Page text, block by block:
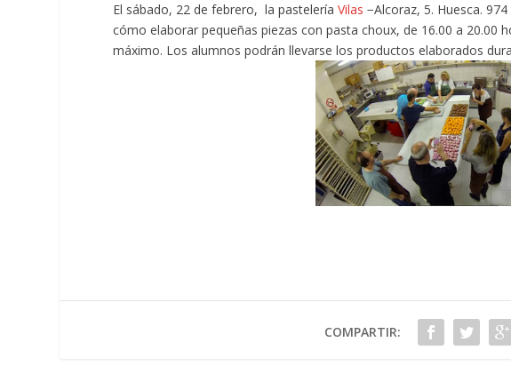
El sábado, 22 de febrero, la pasteleríaVilas −Alcoraz, 5. Huesca.
cómo elaborar pequeñas piezas con pasta choux, de 16.00 a 20.00
máximo. Los alumnos podrán llevarse los productos elaborados
COMPARTIR: